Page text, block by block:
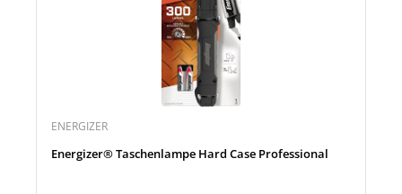
ENERGIZER
Energizer® Taschenlampe Hard Case Professional